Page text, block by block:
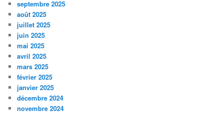
septembre 2025
août 2025
juillet 2025
juin 2025
mai 2025
avril 2025
mars 2025
février 2025
janvier 2025
décembre 2024
novembre 2024